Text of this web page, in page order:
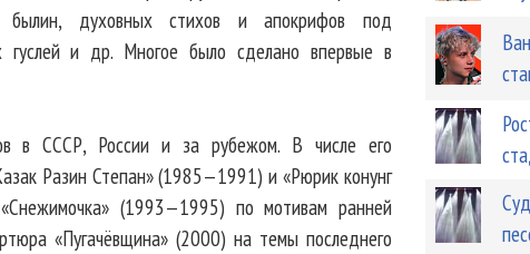
былин, духовных стихов и апокрифов под
гуслей и др. Многое было сделано впервые в
в СССР, России и за рубежом. В числе его
Разин Степан» (1985—1991) и «Рюрик конунг
(1993—1995) по мотивам ранней
«Пугачёвщина» (2000) на темы последнего